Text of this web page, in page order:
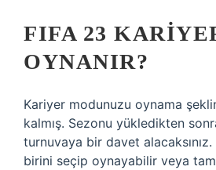
FIFA 23
OYNANIR?
Kariyer modunuzu oynama
kalmış. Sezonu yükledikten
turnuvaya bir davet alacaksınız.
birini seçip oynayabilir veya